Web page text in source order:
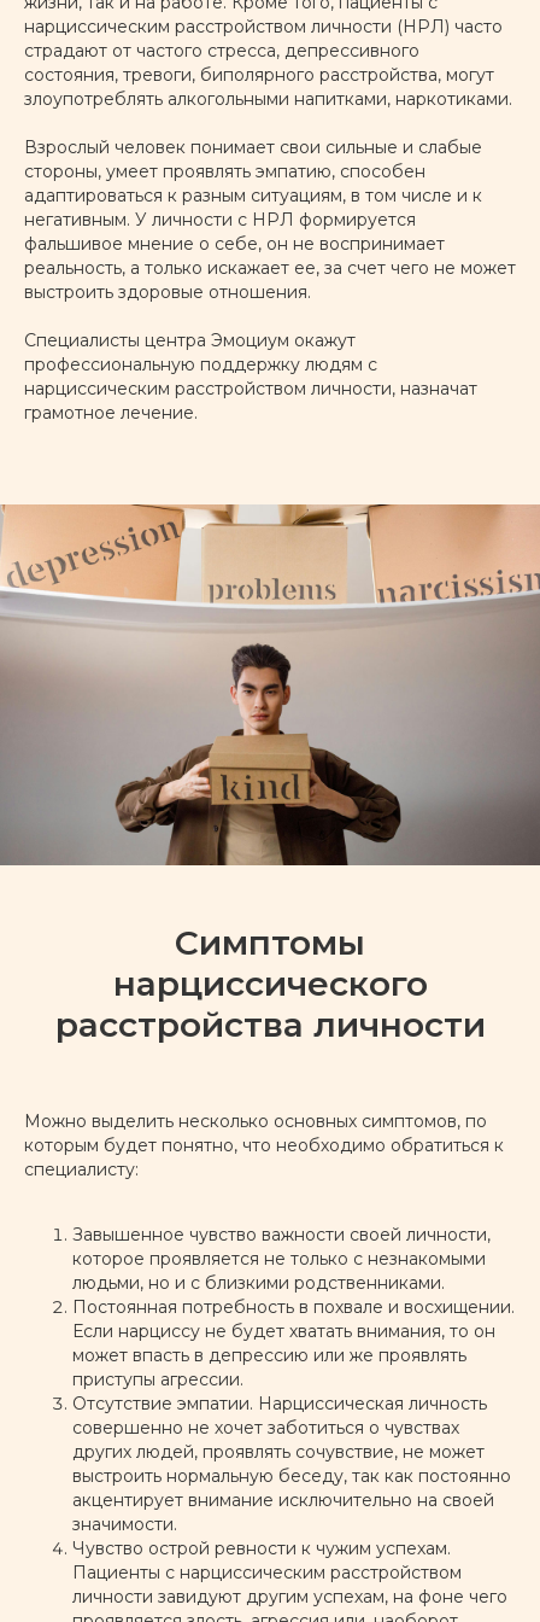
нарциссическим расстройством личности (НРЛ) часто
страдают от частого стресса, депрессивного
состояния, тревоги, биполярного расстройства, могут
злоупотреблять алкогольными напитками, наркотиками.
Взрослый человек понимает свои сильные и слабые
стороны, умеет проявлять эмпатию, способен
адаптироваться к разным ситуациям, в том числе и к
негативным. У личности с НРЛ формируется
фальшивое мнение о себе, он не воспринимает
реальность, а только искажает ее, за счет чего не может
выстроить здоровые отношения.
Специалисты центра Эмоциум окажут
профессиональную поддержку людям с
нарциссическим расстройством личности, назначат
грамотное лечение.
Симптомы
нарциссического
расстройства личности
Можно выделить несколько основных симптомов, по
которым будет понятно, что необходимо обратиться к
специалисту:
Завышенное чувство важности своей личности,
которое проявляется не только с незнакомыми
людьми, но и с близкими родственниками.
Постоянная потребность в похвале и восхищении.
Если нарциссу не будет хватать внимания, то он
может впасть в депрессию или же проявлять
приступы агрессии.
Отсутствие эмпатии. Нарциссическая личность
совершенно не хочет заботиться о чувствах
других людей, проявлять сочувствие, не может
выстроить нормальную беседу, так как постоянно
акцентирует внимание исключительно на своей
значимости.
Чувство острой ревности к чужим успехам.
Пациенты с нарциссическим расстройством
личности завидуют другим успехам, на фоне чего